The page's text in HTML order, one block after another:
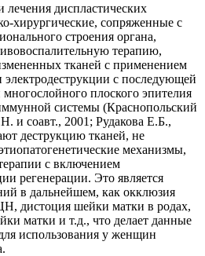
диспластических
хирургические, сопряженные с
строения органа,
терапию,
тканей с применением
с последующей
плоского эпителия
системы (Краснопольский
и соавт., 2001; Рудакова Е.Б.,
деструкцию тканей, не
механизмы,
с включением
регенерации. Это является
в дальнейшем, как окклюзия
дистоция шейки матки в родах,
матки и т.д., что делает данные
использования у женщин